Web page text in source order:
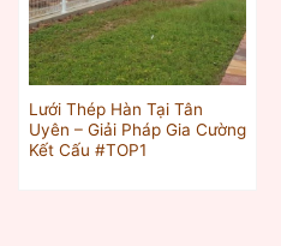
Lưới Thép Hàn Tại Tân
Uyên – Giải Pháp Gia Cường
Kết Cấu #TOP1